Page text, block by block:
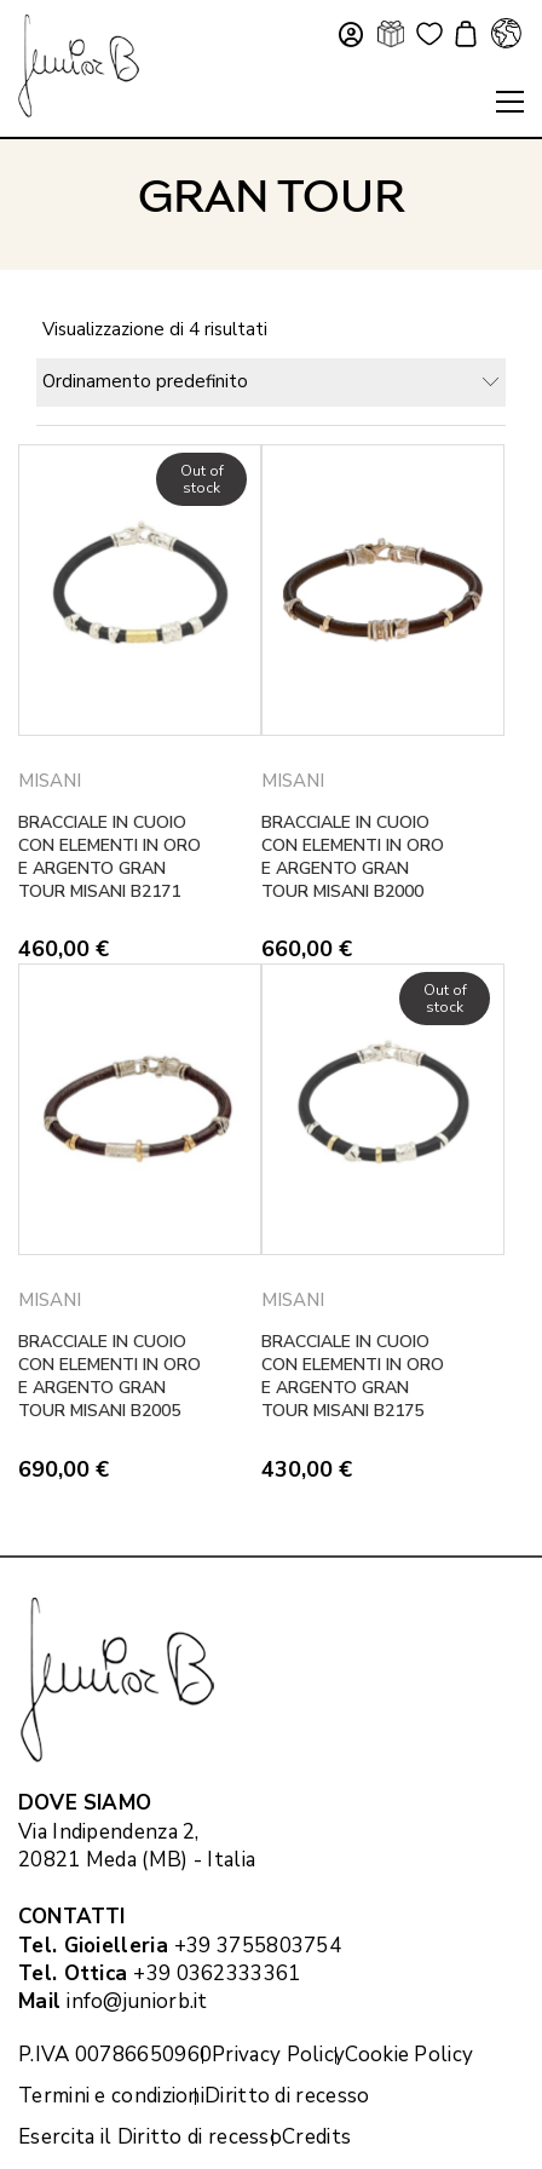
GRAN TOUR
Visualizzazione di 4 risultati
Ordinamento predefinito
MISANI
Out of
stock
BRACCIALE IN CUOIO
CON ELEMENTI IN ORO
E ARGENTO GRAN
TOUR MISANI B2171
460,00 €
MISANI
BRACCIALE IN CUOIO
CON ELEMENTI IN ORO
E ARGENTO GRAN
TOUR MISANI B2000
660,00 €
MISANI
BRACCIALE IN CUOIO
CON ELEMENTI IN ORO
E ARGENTO GRAN
TOUR MISANI B2005
690,00 €
MISANI
Out of
stock
BRACCIALE IN CUOIO
CON ELEMENTI IN ORO
E ARGENTO GRAN
TOUR MISANI B2175
430,00 €
DOVE SIAMO
Via Indipendenza 2,
20821 Meda (MB) - Italia
CONTATTI
Tel. Gioielleria +39 3755803754
Tel. Ottica +39 0362333361
Mail info@juniorb.it
P.IVA 00786650960Privacy PolicyCookie Policy
Termini e condizioniDiritto di recesso
Esercita il Diritto di recessoCredits